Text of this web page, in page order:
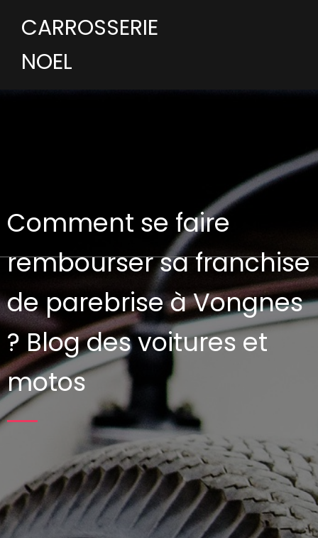
CARROSSERIE
NOEL
Comment se faire
rembourser sa franchise
de parebrise à Vongnes
? Blog des voitures et
motos